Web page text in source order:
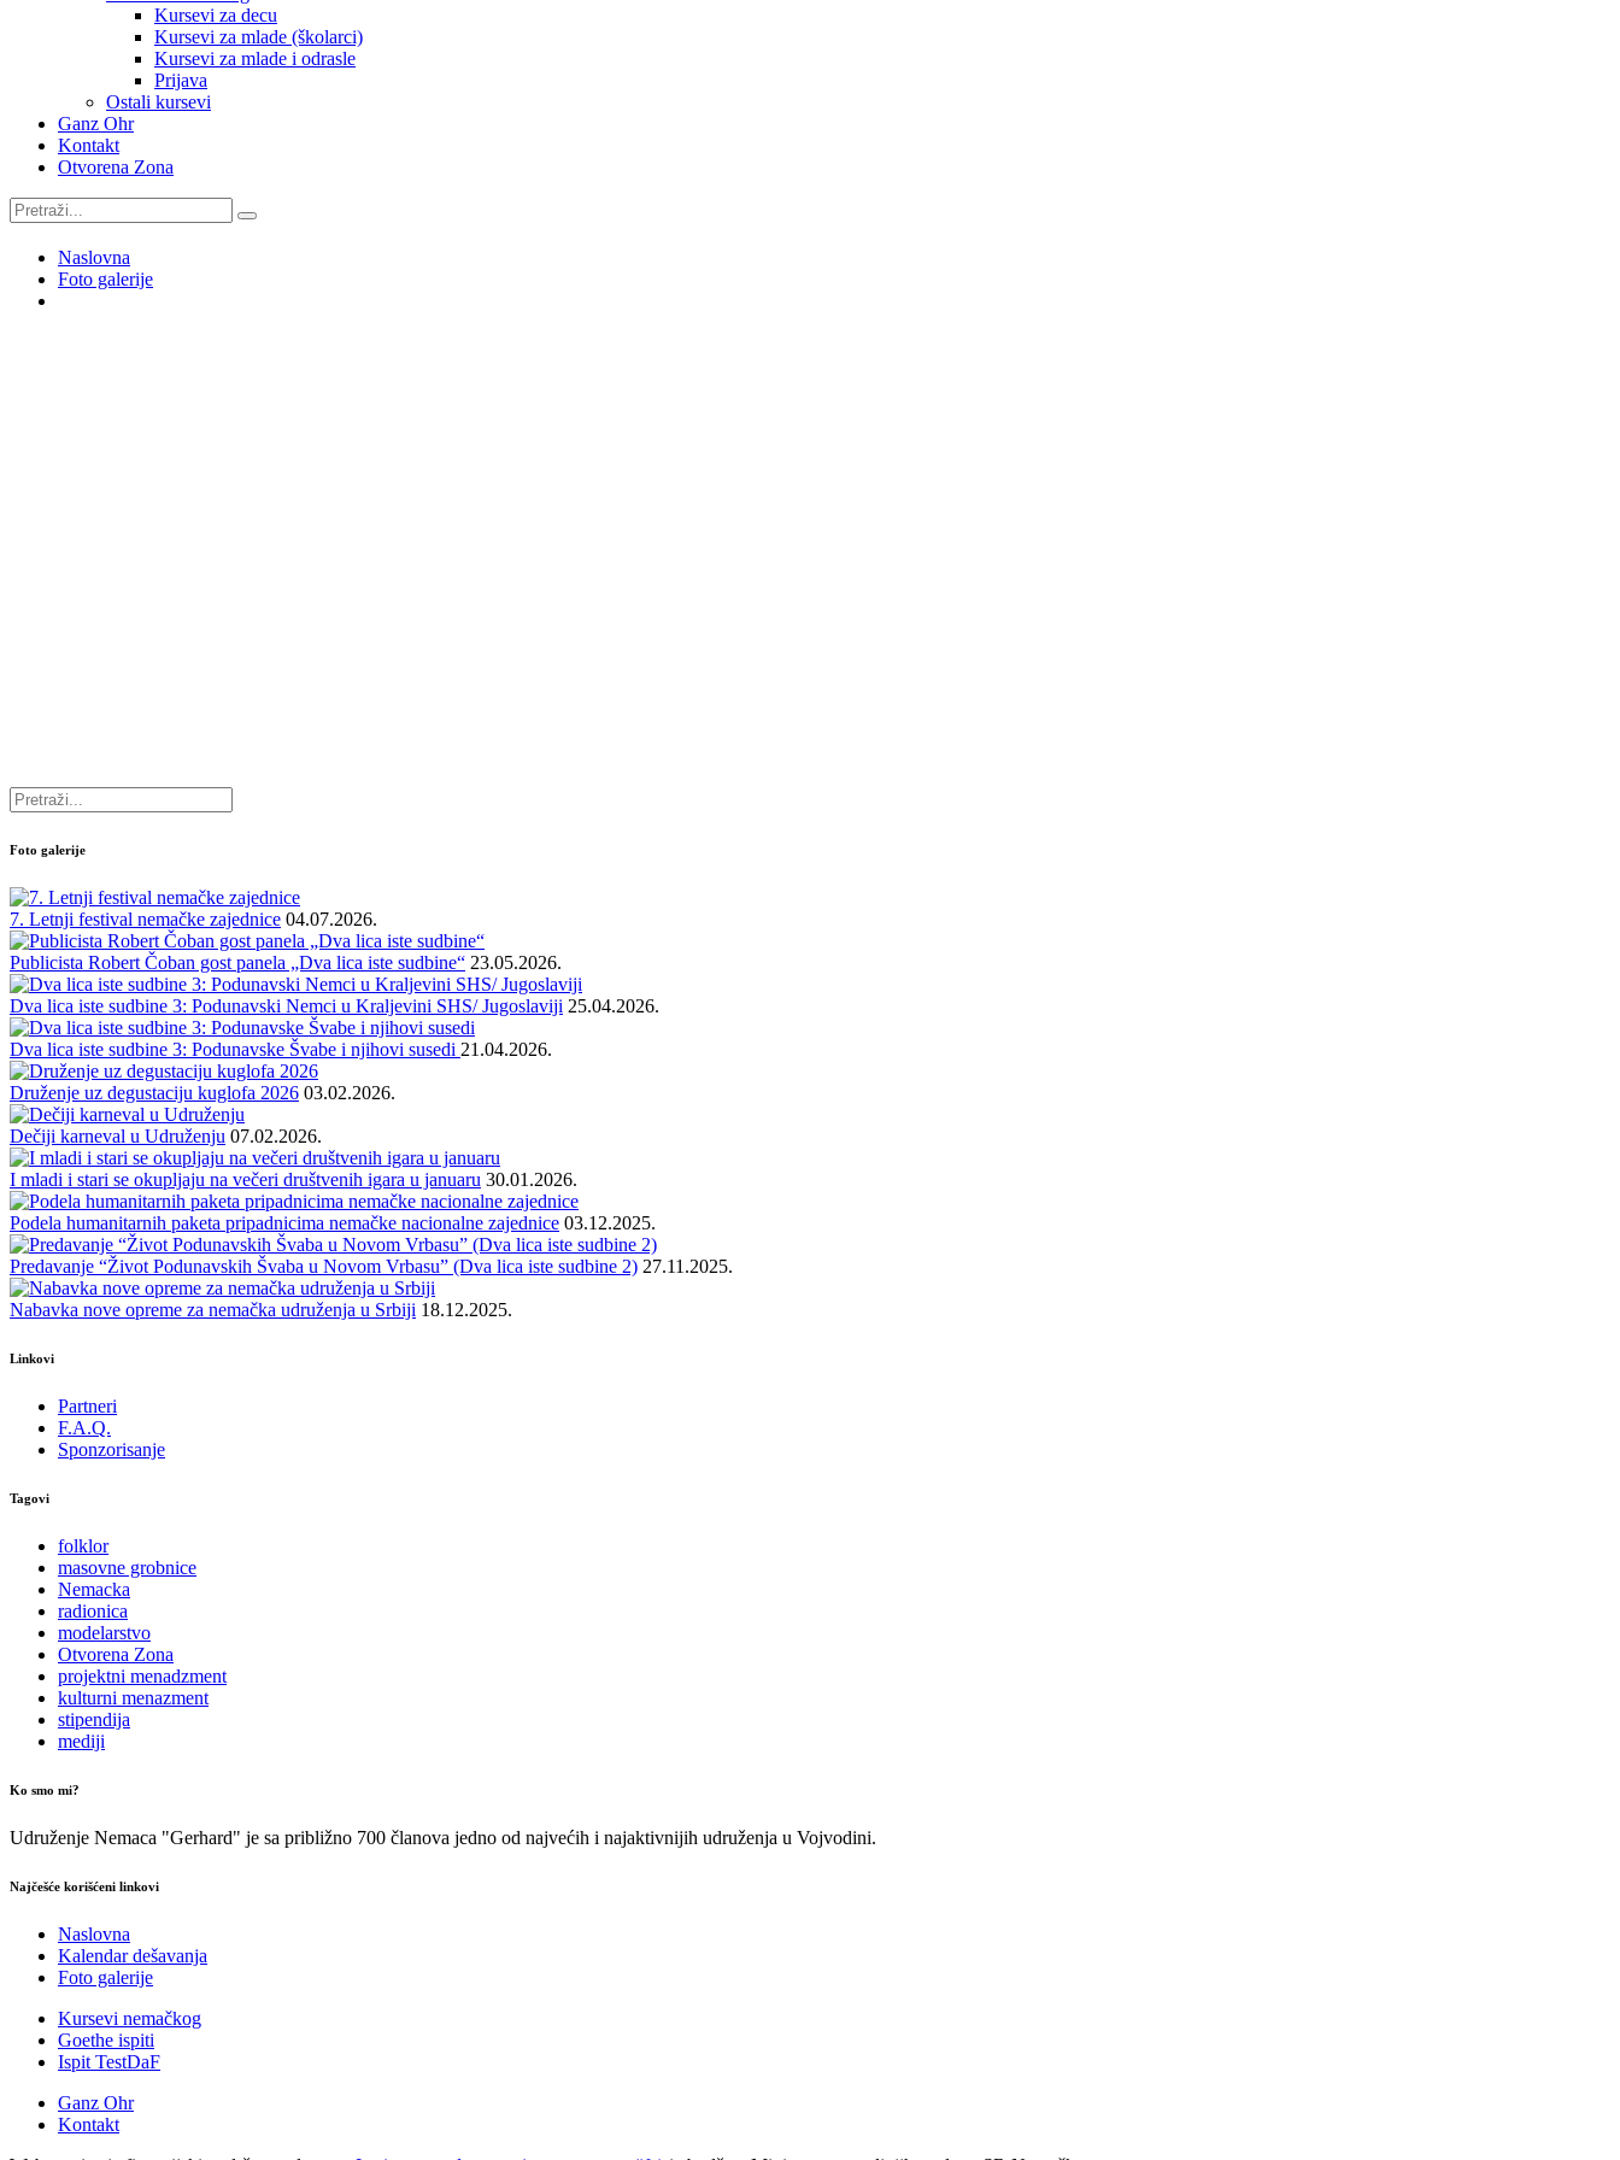
Kursevi za decu
Kursevi za mlade (školarci)
Kursevi za mlade i odrasle
Prijava
Ostali kursevi
Ganz Ohr
Kontakt
Otvorena Zona
Naslovna
Foto galerije
Foto galerije
7. Letnji festival nemačke zajednice 04.07.2026.
Publicista Robert Čoban gost panela „Dva lica iste sudbine“ 23.05.2026.
Dva lica iste sudbine 3: Podunavski Nemci u Kraljevini SHS/ Jugoslaviji 25.04.2026.
Dva lica iste sudbine 3: Podunavske Švabe i njihovi susedi 21.04.2026.
Druženje uz degustaciju kuglofa 2026 03.02.2026.
Dečiji karneval u Udruženju 07.02.2026.
I mladi i stari se okupljaju na večeri društvenih igara u januaru 30.01.2026.
Podela humanitarnih paketa pripadnicima nemačke nacionalne zajednice 03.12.2025.
Predavanje “Život Podunavskih Švaba u Novom Vrbasu” (Dva lica iste sudbine 2) 27.11.2025.
Nabavka nove opreme za nemačka udruženja u Srbiji 18.12.2025.
Linkovi
Partneri
F.A.Q.
Sponzorisanje
Tagovi
folklor
masovne grobnice
Nemacka
radionica
modelarstvo
Otvorena Zona
projektni menadzment
kulturni menazment
stipendija
mediji
Ko smo mi?
Udruženje Nemaca "Gerhard" je sa približno 700 članova jedno od najvećih i najaktivnijih udruženja u Vojvodini.
Najčešće korišćeni linkovi
Naslovna
Kalendar dešavanja
Foto galerije
Kursevi nemačkog
Goethe ispiti
Ispit TestDaF
Ganz Ohr
Kontakt